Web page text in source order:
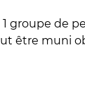
groupe de
être muni